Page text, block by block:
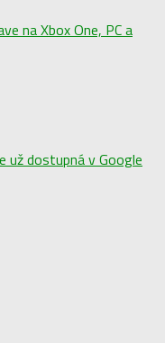
na Xbox One, PC a
už dostupná v Google